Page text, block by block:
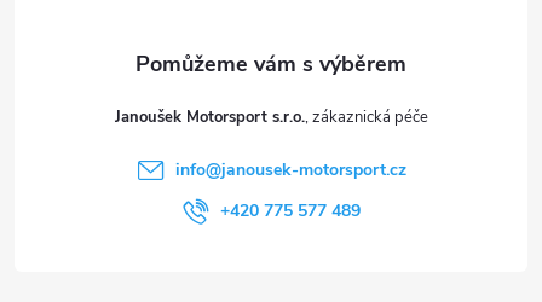
Janoušek Motorsport s.r.o.
info@janousek-motorsport.cz
+420 775 577 489